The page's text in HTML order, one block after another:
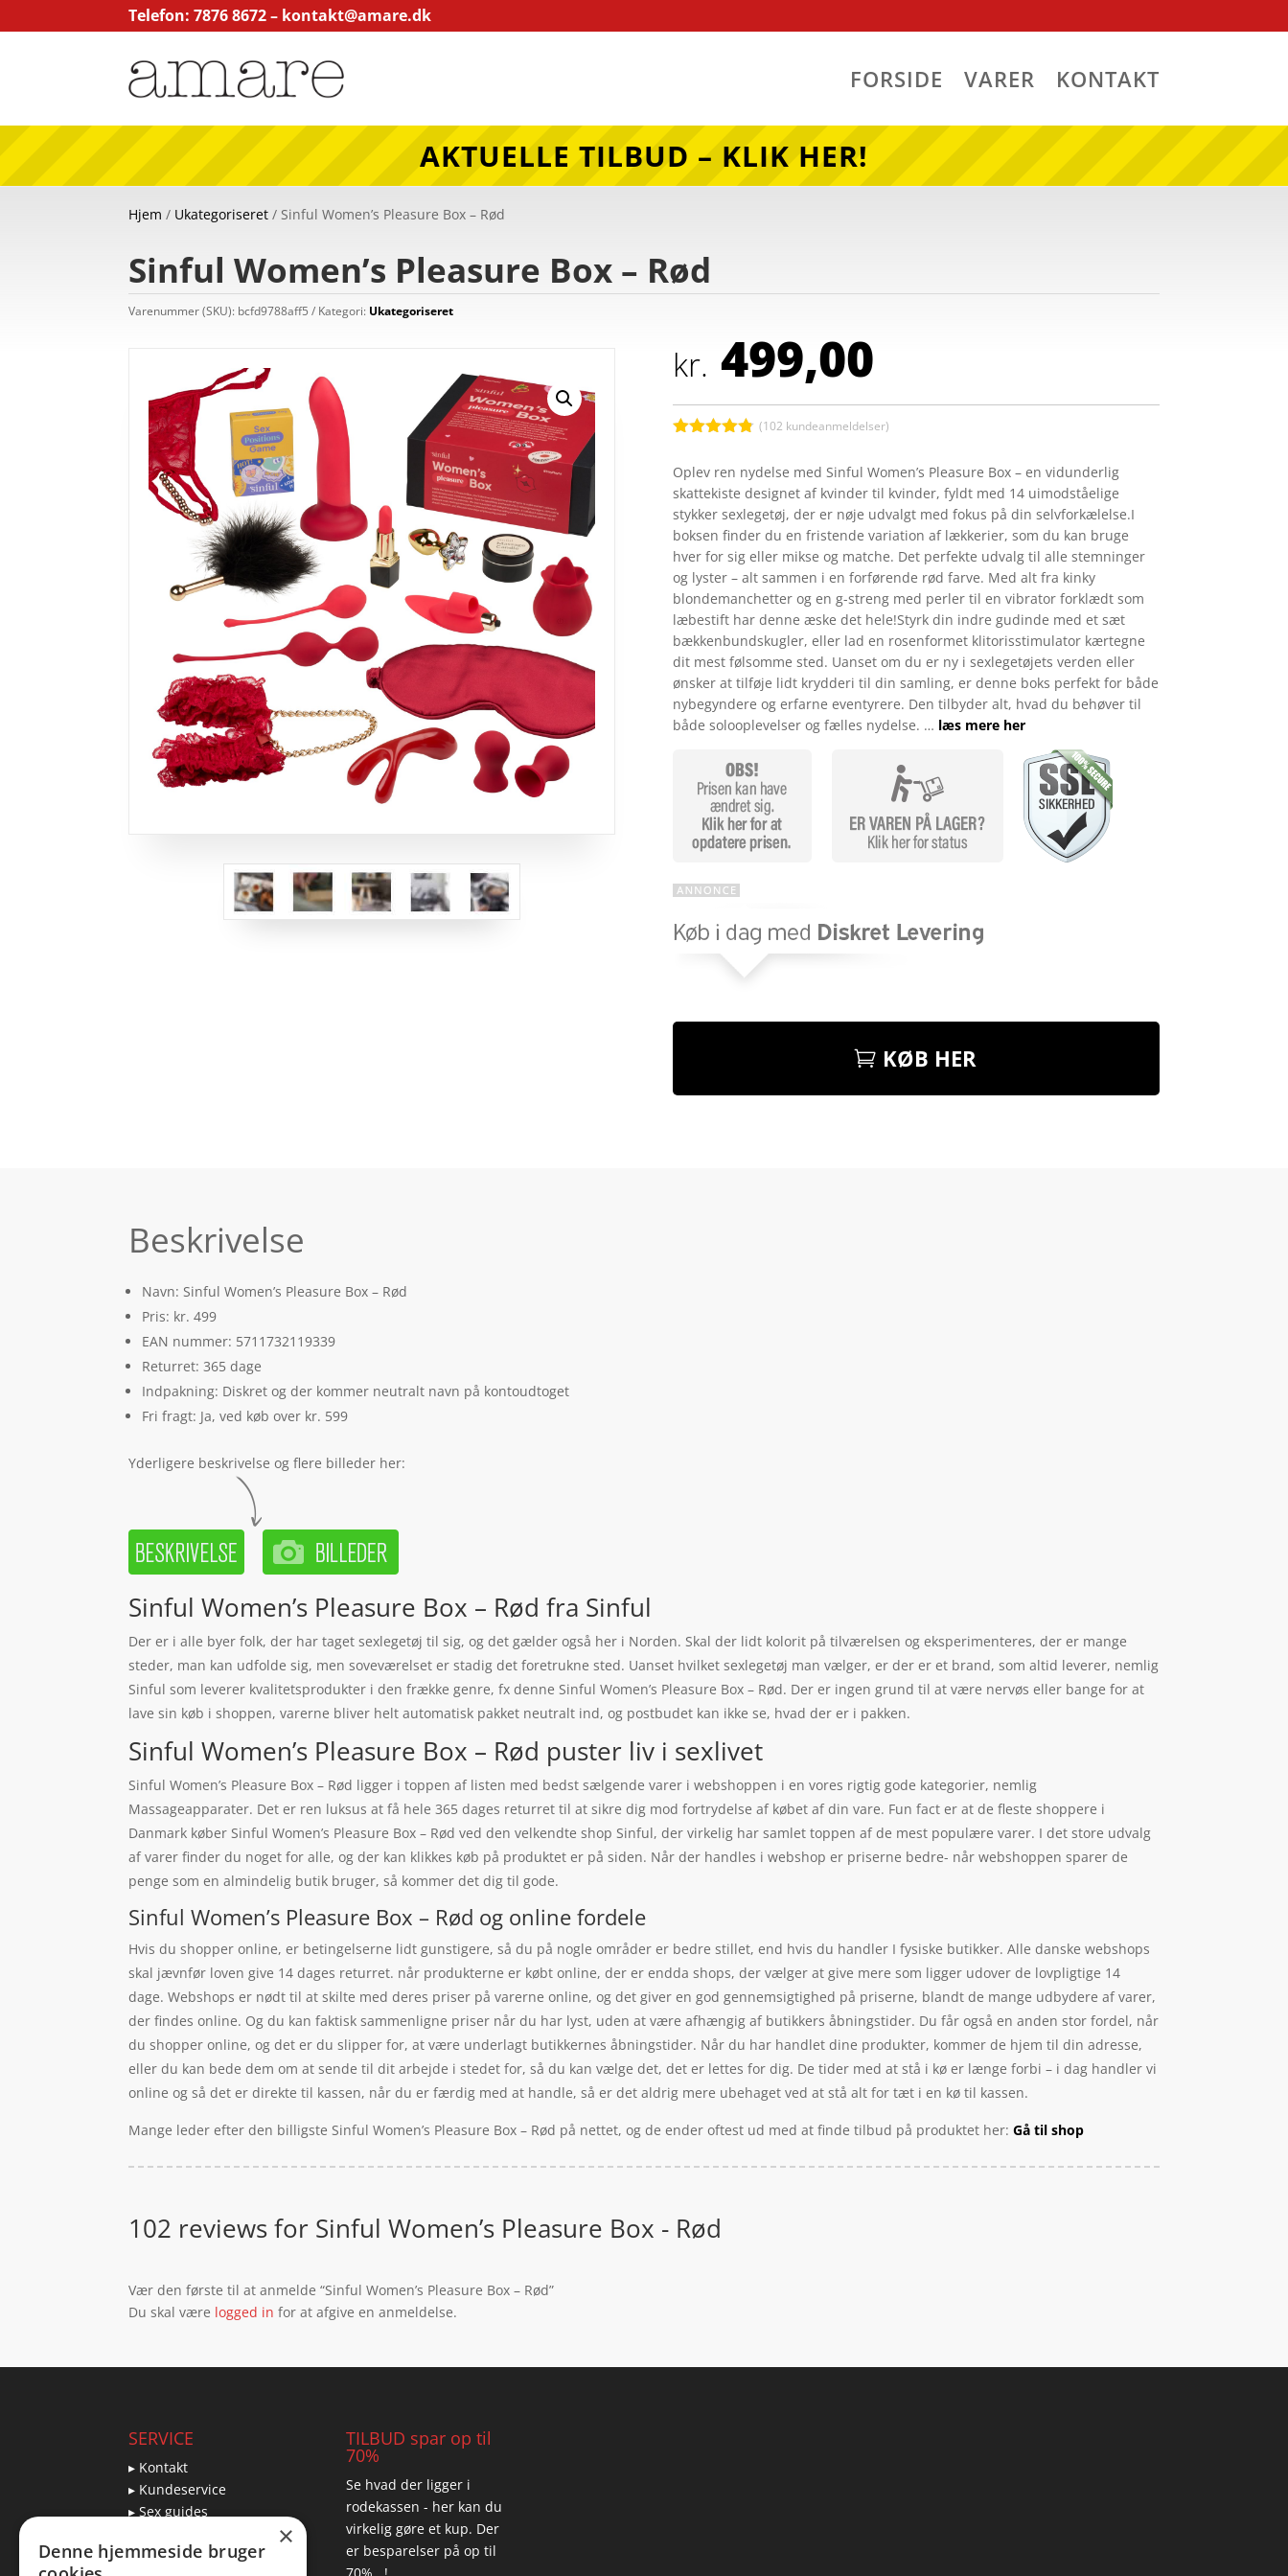
Telefon: 7876 8672 – kontakt@amare.dk
FORSIDE VARER KONTAKT
AKTUELLE TILBUD – KLIK HER!
Hjem / Ukategoriseret / Sinful Women’s Pleasure Box – Rød
Sinful Women’s Pleasure Box – Rød
Varenummer (SKU): bcfd9788aff5 Kategori: Ukategoriseret
kr. 499,00
ud af 5
baseret på
kundebedøm
melser
(102 kundeanmeldelser)
Oplev ren nydelse med Sinful Women’s Pleasure Box – en vidunderlig
skattekiste designet af kvinder til kvinder, fyldt med 14 uimodståelige
stykker sexlegetøj, der er nøje udvalgt med fokus på din selvforkælelse.I
boksen finder du en fristende variation af lækkerier, som du kan bruge
hver for sig eller mikse og matche. Det perfekte udvalg til alle stemninger
og lyster – alt sammen i en forførende rød farve. Med alt fra kinky
blondemanchetter og en g-streng med perler til en vibrator forklædt som
læbestift har denne æske det hele!Styrk din indre gudinde med et sæt
bækkenbundskugler, eller lad en rosenformet klitorisstimulator kærtegne
dit mest følsomme sted. Uanset om du er ny i sexlegetøjets verden eller
ønsker at tilføje lidt krydderi til din samling, er denne boks perfekt for både
nybegyndere og erfarne eventyrere. Den tilbyder alt, hvad du behøver til
både solooplevelser og fælles nydelse. … læs mere her
KØB HER
Beskrivelse
Navn: Sinful Women’s Pleasure Box – Rød
Pris: kr. 499
EAN nummer: 5711732119339
Returret: 365 dage
Indpakning: Diskret og der kommer neutralt navn på kontoudtoget
Fri fragt: Ja, ved køb over kr. 599
Yderligere beskrivelse og flere billeder her:
Sinful Women’s Pleasure Box – Rød fra Sinful
Der er i alle byer folk, der har taget sexlegetøj til sig, og det gælder også her i Norden. Skal der lidt kolorit på tilværelsen og eksperimenteres, der er mange
steder, man kan udfolde sig, men soveværelset er stadig det foretrukne sted. Uanset hvilket sexlegetøj man vælger, er der er et brand, som altid leverer, nemlig
Sinful som leverer kvalitetsprodukter i den frække genre, fx denne Sinful Women’s Pleasure Box – Rød. Der er ingen grund til at være nervøs eller bange for at
lave sin køb i shoppen, varerne bliver helt automatisk pakket neutralt ind, og postbudet kan ikke se, hvad der er i pakken.
Sinful Women’s Pleasure Box – Rød puster liv i sexlivet
Sinful Women’s Pleasure Box – Rød ligger i toppen af listen med bedst sælgende varer i webshoppen i en vores rigtig gode kategorier, nemlig
Massageapparater. Det er ren luksus at få hele 365 dages returret til at sikre dig mod fortrydelse af købet af din vare. Fun fact er at de fleste shoppere i
Danmark køber Sinful Women’s Pleasure Box – Rød ved den velkendte shop Sinful, der virkelig har samlet toppen af de mest populære varer. I det store udvalg
af varer finder du noget for alle, og der kan klikkes køb på produktet er på siden. Når der handles i webshop er priserne bedre- når webshoppen sparer de
penge som en almindelig butik bruger, så kommer det dig til gode.
Sinful Women’s Pleasure Box – Rød og online fordele
Hvis du shopper online, er betingelserne lidt gunstigere, så du på nogle områder er bedre stillet, end hvis du handler I fysiske butikker. Alle danske webshops
skal jævnfør loven give 14 dages returret. når produkterne er købt online, der er endda shops, der vælger at give mere som ligger udover de lovpligtige 14
dage. Webshops er nødt til at skilte med deres priser på varerne online, og det giver en god gennemsigtighed på priserne, blandt de mange udbydere af varer,
der findes online. Og du kan faktisk sammenligne priser når du har lyst, uden at være afhængig af butikkers åbningstider. Du får også en anden stor fordel, når
du shopper online, og det er du slipper for, at være underlagt butikkernes åbningstider. Når du har handlet dine produkter, kommer de hjem til din adresse,
eller du kan bede dem om at sende til dit arbejde i stedet for, så du kan vælge det, det er lettes for dig. De tider med at stå i kø er længe forbi – i dag handler vi
online og så det er direkte til kassen, når du er færdig med at handle, så er det aldrig mere ubehaget ved at stå alt for tæt i en kø til kassen.
Mange leder efter den billigste Sinful Women’s Pleasure Box – Rød på nettet, og de ender oftest ud med at finde tilbud på produktet her:Gå til shop
102 reviews for Sinful Women’s Pleasure Box - Rød
Vær den første til at anmelde “Sinful Women’s Pleasure Box – Rød”
Du skal være logged in for at afgive en anmeldelse.
SERVICE
▸ Kontakt
▸ Kundeservice
▸ Sex guides
▸ Returnering
TILBUD spar op til
70%
Se hvad der ligger i
rodekassen - her kan du
virkelig gøre et kup. Der
er besparelser på op til
×
Denne hjemmeside bruger